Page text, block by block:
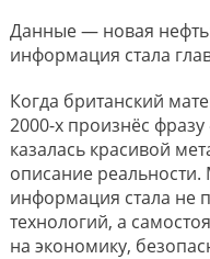
Данные — новая
информация стала
Когда британский
2000-х произнёс
казалась красивой
описание
информация стала не
технологий, а
на экономику,